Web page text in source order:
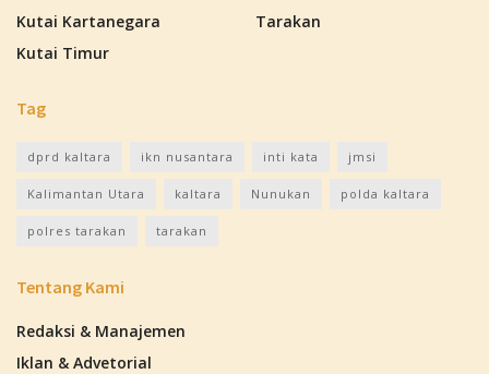
Kutai Kartanegara
Kutai Timur
Tarakan
Tag
dprd kaltara ikn nusantara inti kata jmsi
Kalimantan Utara kaltara Nunukan polda kaltara
polres tarakan tarakan
Tentang Kami
Redaksi & Manajemen
Iklan & Advetorial